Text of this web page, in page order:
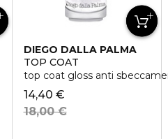
DIEGO DALLA PALMA
TOP COAT
top coat gloss anti
14,40 €
18,00 €